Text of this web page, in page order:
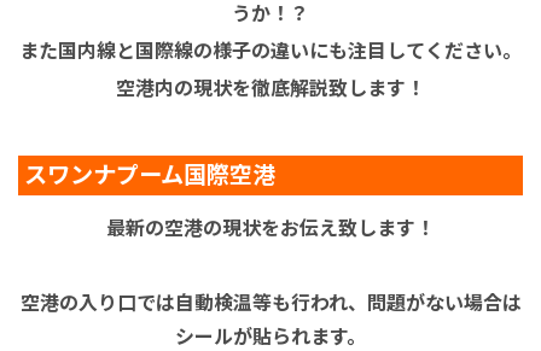
うか！？
また国内線と国際線の様子の違いにも注目してください。
空港内の現状を徹底解説致します！
スワンナプーム国際空港
最新の空港の現状をお伝え致します！
空港の入り口では自動検温等も行われ、問題がない場合は
シールが貼られます。